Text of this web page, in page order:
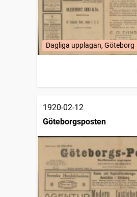
Dagliga upplagan, Göteborg
1920-02-12
Göteborgsposten